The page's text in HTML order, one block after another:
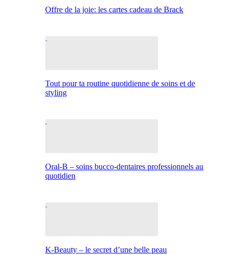
Offre de la joie: les cartes cadeau de Brack
Tout pour ta routine quotidienne de soins et de
styling
Oral-B – soins bucco-dentaires professionnels au
quotidien
K-Beauty – le secret d’une belle peau